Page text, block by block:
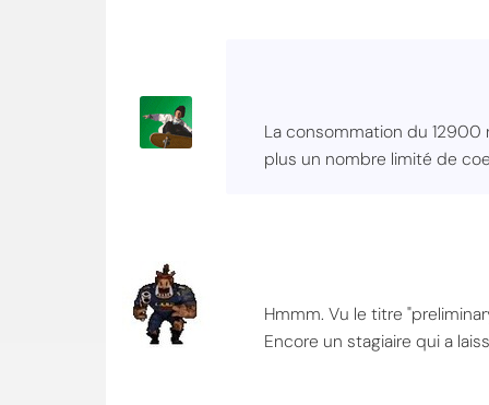
La consommation du 12900
plus un nombre limité de
Hmmm. Vu le titre
Encore un stagiaire qui a